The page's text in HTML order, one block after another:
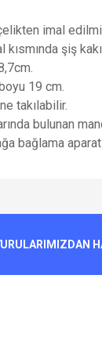
imal
kısmında şiş
19 cm.
takılabilir.
bulunan
bağlama
bozuk veya
farklı alternatifler